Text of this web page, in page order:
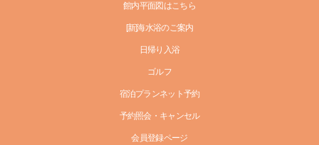
館内平面図はこちら
[新]海水浴のご案内
日帰り入浴
ゴルフ
宿泊プランネット予約
予約照会・キャンセル
会員登録ページ